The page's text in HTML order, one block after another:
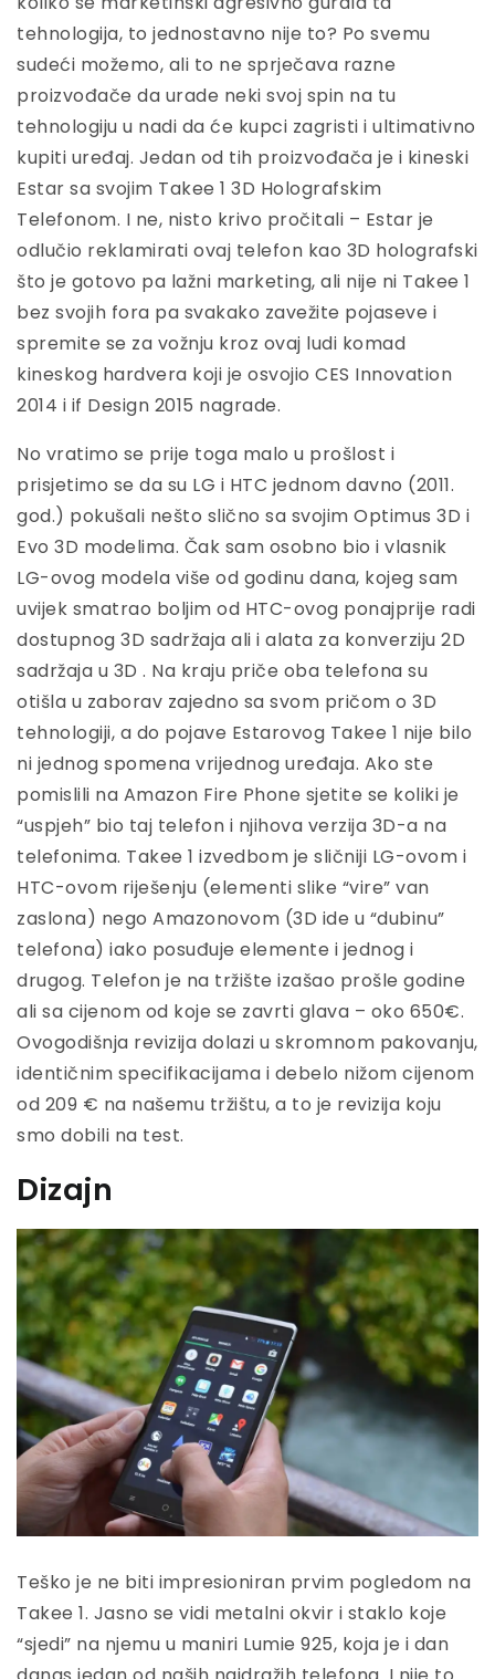
tehnologija, to jednostavno nije to? Po svemu
sudeći možemo, ali to ne sprječava razne
proizvođače da urade neki svoj spin na tu
tehnologiju u nadi da će kupci zagristi i ultimativno
kupiti uređaj. Jedan od tih proizvođača je i kineski
Estar sa svojim Takee 1 3D Holografskim
Telefonom. I ne, nisto krivo pročitali – Estar je
odlučio reklamirati ovaj telefon kao 3D holografski
što je gotovo pa lažni marketing, ali nije ni Takee 1
bez svojih fora pa svakako zavežite pojaseve i
spremite se za vožnju kroz ovaj ludi komad
kineskog hardvera koji je osvojio CES Innovation
2014 i if Design 2015 nagrade.
No vratimo se prije toga malo u prošlost i
prisjetimo se da su LG i HTC jednom davno (2011.
god.) pokušali nešto slično sa svojim Optimus 3D i
Evo 3D modelima. Čak sam osobno bio i vlasnik
LG-ovog modela više od godinu dana, kojeg sam
uvijek smatrao boljim od HTC-ovog ponajprije radi
dostupnog 3D sadržaja ali i alata za konverziju 2D
sadržaja u 3D . Na kraju priče oba telefona su
otišla u zaborav zajedno sa svom pričom o 3D
tehnologiji, a do pojave Estarovog Takee 1 nije bilo
ni jednog spomena vrijednog uređaja. Ako ste
pomislili na Amazon Fire Phone sjetite se koliki je
“uspjeh” bio taj telefon i njihova verzija 3D-a na
telefonima. Takee 1 izvedbom je sličniji LG-ovom i
HTC-ovom riješenju (elementi slike “vire” van
zaslona) nego Amazonovom (3D ide u “dubinu”
telefona) iako posuđuje elemente i jednog i
drugog. Telefon je na tržište izašao prošle godine
ali sa cijenom od koje se zavrti glava – oko 650€.
Ovogodišnja revizija dolazi u skromnom pakovanju,
identičnim specifikacijama i debelo nižom cijenom
od 209 € na našemu tržištu, a to je revizija koju
smo dobili na test.
Dizajn
Teško je ne biti impresioniran prvim pogledom na
Takee 1. Jasno se vidi metalni okvir i staklo koje
“sjedi” na njemu u maniri Lumie 925, koja je i dan